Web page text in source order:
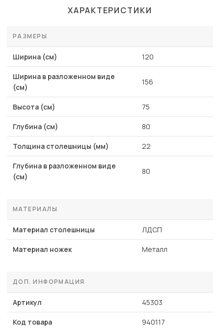
ХАРАКТЕРИСТИКИ
РАЗМЕРЫ
Ширина (см) 120
Ширина в разложенном виде
(см)
156
Высота (см) 75
Глубина (см) 80
Толщина столешницы (мм) 22
Глубина в разложенном виде
(см)
80
МАТЕРИАЛЫ
Материал столешницы ЛДСП
Материал ножек Металл
ДОП. ИНФОРМАЦИЯ
Артикул 45303
Код товара 940117